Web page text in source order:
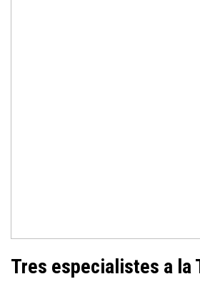
Tres especialistes a la